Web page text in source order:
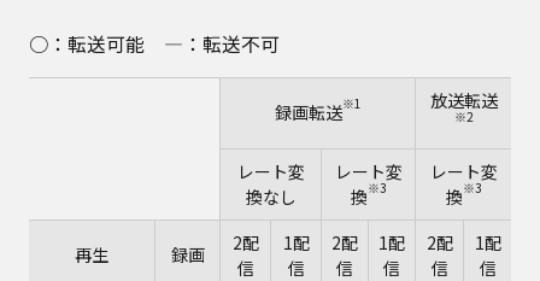
○：転送可能 ―：転送不可
録画転送※1 放送転送
※2
レート変
換なし
レート変
換※3
レート変
換※3
再生 録画
2配
信
1配
信
2配
信
1配
信
2配
信
1配
信